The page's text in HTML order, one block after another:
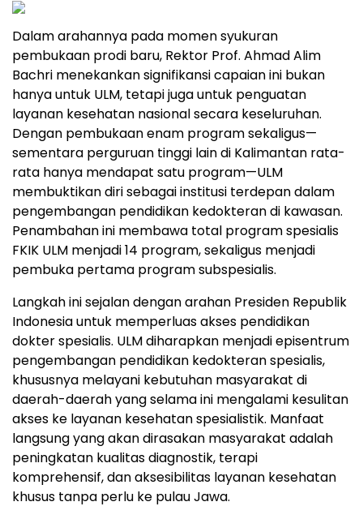
Dalam arahannya pada momen syukuran
pembukaan prodi baru, Rektor Prof. Ahmad Alim
Bachri menekankan signifikansi capaian ini bukan
hanya untuk ULM, tetapi juga untuk penguatan
layanan kesehatan nasional secara keseluruhan.
Dengan pembukaan enam program sekaligus—
sementara perguruan tinggi lain di Kalimantan rata-
rata hanya mendapat satu program—ULM
membuktikan diri sebagai institusi terdepan dalam
pengembangan pendidikan kedokteran di kawasan.
Penambahan ini membawa total program spesialis
FKIK ULM menjadi 14 program, sekaligus menjadi
pembuka pertama program subspesialis.
Langkah ini sejalan dengan arahan Presiden Republik
Indonesia untuk memperluas akses pendidikan
dokter spesialis. ULM diharapkan menjadi episentrum
pengembangan pendidikan kedokteran spesialis,
khususnya melayani kebutuhan masyarakat di
daerah-daerah yang selama ini mengalami kesulitan
akses ke layanan kesehatan spesialistik. Manfaat
langsung yang akan dirasakan masyarakat adalah
peningkatan kualitas diagnostik, terapi
komprehensif, dan aksesibilitas layanan kesehatan
khusus tanpa perlu ke pulau Jawa.